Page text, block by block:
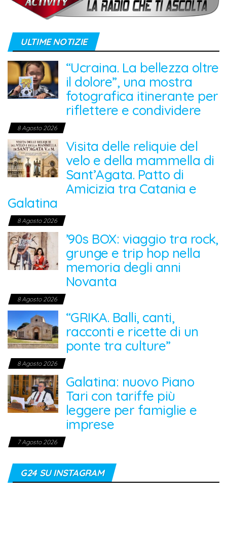
ULTIME NOTIZIE
“Ucraina. La bellezza oltre
il dolore”, una mostra
fotografica itinerante per
riflettere e condividere
8 Agosto 2026
Visita delle reliquie del
velo e della mammella di
Sant’Agata. Patto di
Amicizia tra Catania e
Galatina
8 Agosto 2026
’90s BOX: viaggio tra rock,
grunge e trip hop nella
memoria degli anni
Novanta
8 Agosto 2026
“GRIKA. Balli, canti,
racconti e ricette di un
ponte tra culture”
8 Agosto 2026
Galatina: nuovo Piano
Tari con tariffe più
leggere per famiglie e
imprese
7 Agosto 2026
G24 SU INSTAGRAM